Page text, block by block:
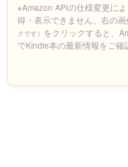
※Amazon APIの仕様変更に
得・表示できません。右の画
クです） をクリックすると、
でKindle本の最新情報をご確